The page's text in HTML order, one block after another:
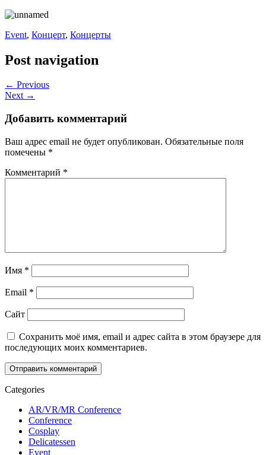
Event, Концерт, Концерты
Post navigation
← Previous
Next →
Добавить комментарий
Ваш адрес email не будет опубликован. Обязательные поля
помечены *
Комментарий *
Имя *
Email *
Сайт
Сохранить моё имя, email и адрес сайта в этом браузере для
последующих моих комментариев.
Categories
AR/VR/MR Conference
Conference
Cosplay
Delicatessen
Event